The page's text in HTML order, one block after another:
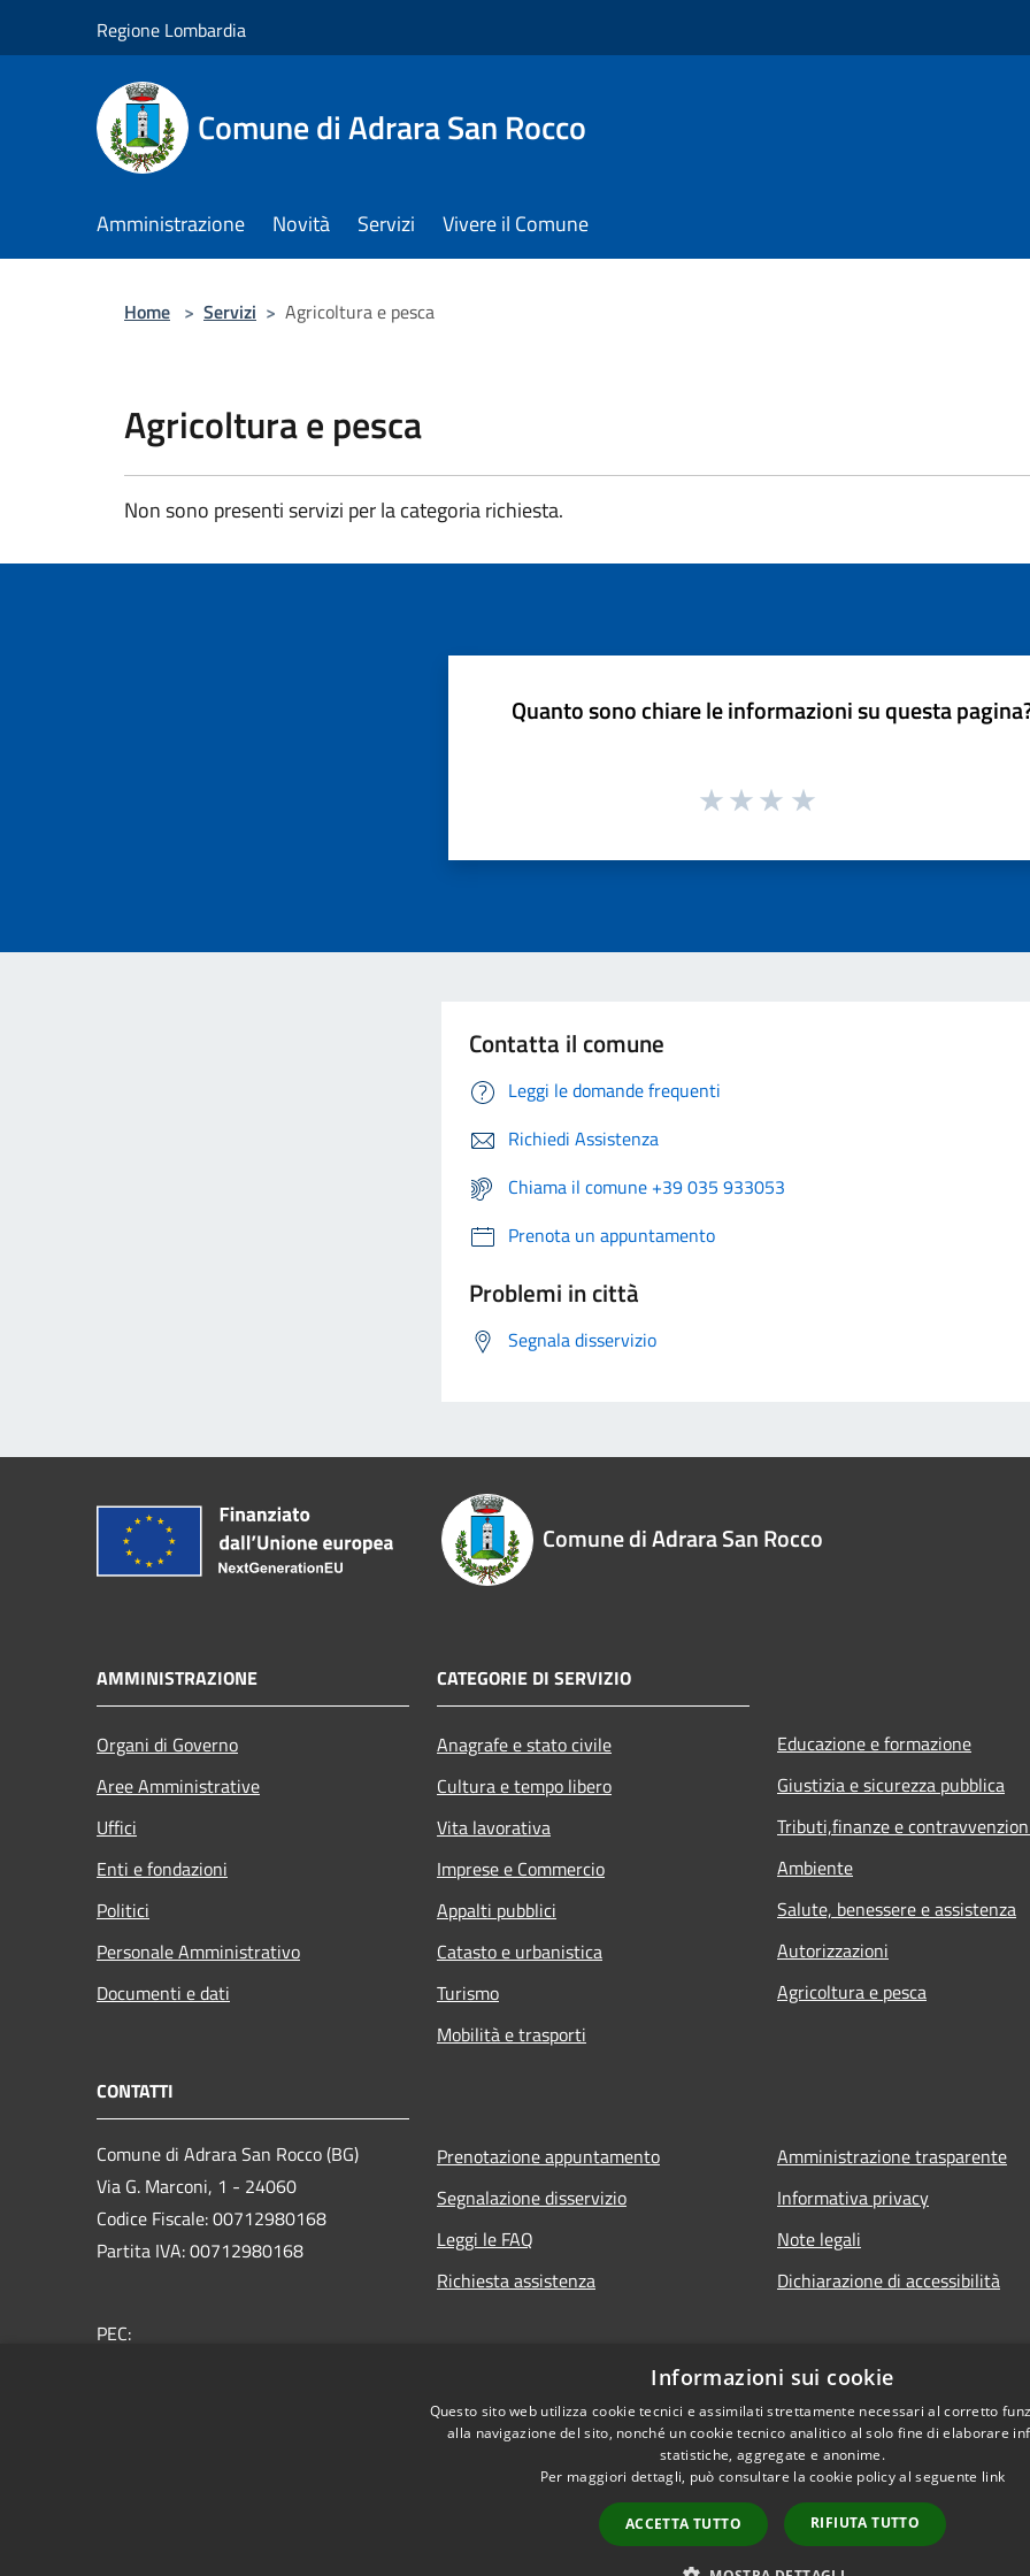
Regione Lombardia
Comune di Adrara San Rocco
Amministrazione Novità Servizi Vivere il Comune
Home > Servizi > Agricoltura e pesca
Agricoltura e pesca
Non sono presenti servizi per la categoria richiesta.
Quanto sono chiare le informazioni su questa
Contatta il comune
Leggi le domande frequenti
Richiedi Assistenza
Chiama il comune +39 035 933053
Prenota un appuntamento
Problemi in città
Segnala disservizio
Comune di Adrara San Rocco
AMMINISTRAZIONE
Organi di Governo
Aree Amministrative
Uffici
Enti e fondazioni
Politici
Personale Amministrativo
Documenti e dati
CATEGORIE DI SERVIZIO
Anagrafe e stato civile
Cultura e tempo libero
Vita lavorativa
Imprese e Commercio
Appalti pubblici
Catasto e urbanistica
Turismo
Mobilità e trasporti
Educazione e formazione
Giustizia e sicurezza pubblica
Tributi,finanze e
Ambiente
Salute, benessere e assistenza
Autorizzazioni
Agricoltura e pesca
CONTATTI
Comune di Adrara San Rocco (BG)
Via G. Marconi, 1 - 24060
Codice Fiscale: 00712980168
Partita IVA: 00712980168
PEC:
Prenotazione appuntamento
Segnalazione disservizio
Leggi le FAQ
Richiesta assistenza
Amministrazione trasparente
Informativa privacy
Note legali
Dichiarazione di accessibilità
Copyright © 2026 •
Informazioni sui cookie
Questo sito web utilizza cookie tecnici e assimilati strettamente necessari al corretto
alla navigazione del sito, nonché un cookie tecnico analitico al solo fine di elaborare
statistiche, aggregate e anonime.
Per maggiori dettagli, può consultare la cookie policy al seguente link
ACCETTA TUTTO RIFIUTA TUTTO